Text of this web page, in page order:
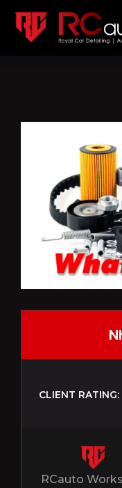
CLIENT RATING:
RCauto